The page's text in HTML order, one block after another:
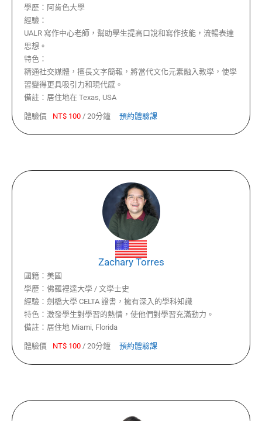
學歷： 阿肯色大學
經驗：
UALR 寫作中心老師，幫助學生提高口說和寫作技能，流暢表達
思想。
特色：
精通社交媒體，擅長文字簡報，將當代文化元素融入教學，使學
習變得更具吸引力和現代感。
備註： 居住地在 Texas, USA
體驗價 NT$ 100 / 20分鐘 預約體驗課
Zachary Torres
國籍： 美國
學歷： 佛羅裡達大學 / 文學士史
經驗： 劍橋大學 CELTA 證書，擁有深入的學科知識
特色： 激發學生對學習的熱情，使他們對學習充滿動力。
備註： 居住地 Miami, Florida
體驗價 NT$ 100 / 20分鐘 預約體驗課